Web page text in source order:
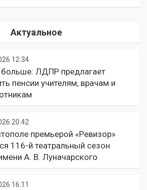
Актуальное
12:34
больше: ЛДПР предлагает
пенсии учителям, врачам и
20:42
премьерой «Ревизор»
116-й театральный сезон
А. В. Луначарского
16:11